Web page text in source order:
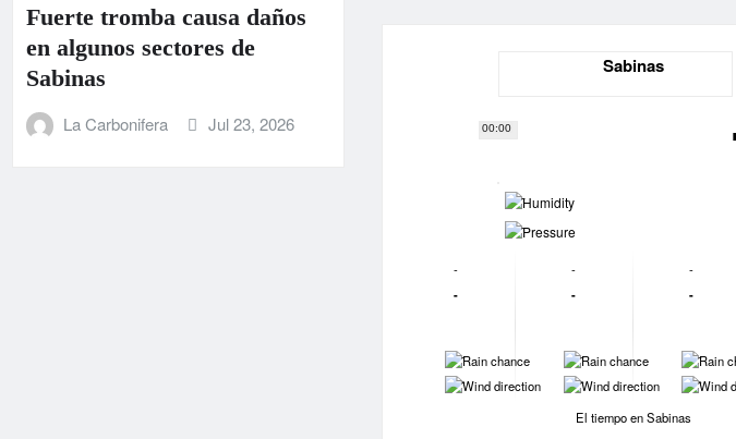
Fuerte tromba causa daños
en algunos sectores de
Sabinas
La Carbonifera Jul 23, 2026 00:00
Sabinas
-
-
-
-
-
-
-
-
-
-
-
-
-
-
El tiempo en Sabinas